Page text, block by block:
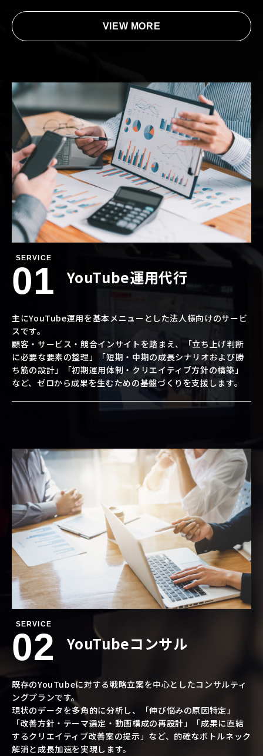
VIEW MORE
SERVICE
01 YouTube運用代行
主にYouTube運用を基本メニューとした法人様向けのサービ
スです。
顧客・サービス・競合インサイトを踏まえ、「立ち上げ判断
に必要な要素の整理」「短期・中期の成長シナリオおよび勝
ち筋の設計」「初期運用体制・クリエイティブ方針の構築」
など、ゼロから成果を生むための基盤づくりを支援します。
SERVICE
02 YouTubeコンサル
既存のYouTubeに対する戦略立案を中心としたコンサルティ
ングプランです。
現状のデータを多角的に分析し、「伸び悩みの原因特定」
「改善方針・テーマ選定・動画構成の再設計」「成果に直結
するクリエイティブ改善案の提示」など、的確なボトルネック
解消と成長加速を実現します。